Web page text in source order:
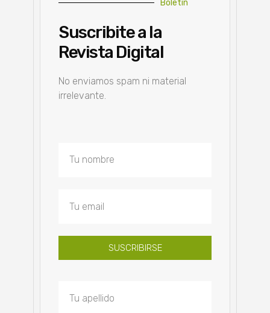
Boletín
Suscribite a la
Revista Digital
No enviamos spam ni material
irrelevante.
SUSCRIBIRSE